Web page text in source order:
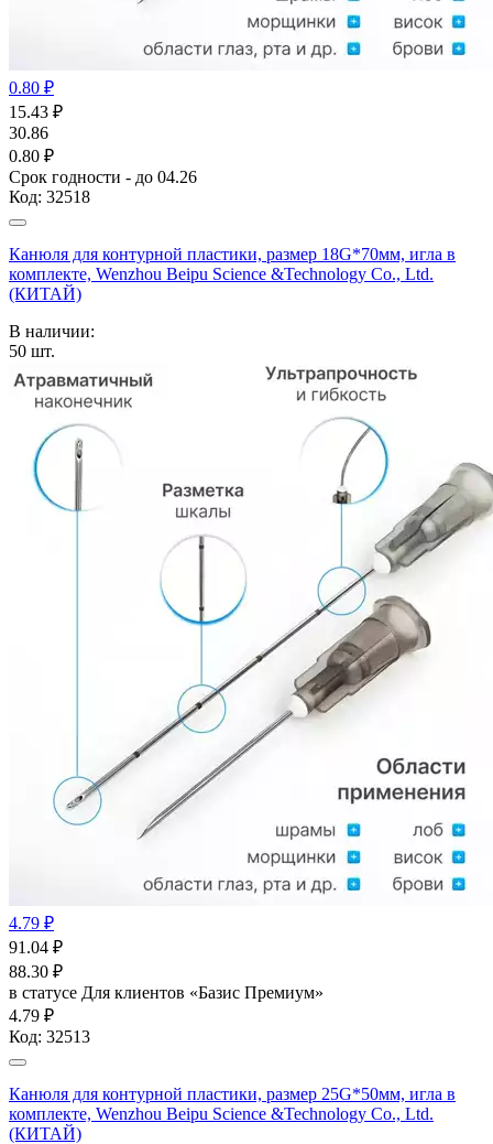
0.80 ₽
15.43 ₽
30.86
0.80 ₽
Срок годности - до 04.26
Код: 32518
Канюля для контурной пластики, размер 18G*70мм, игла в
комплекте, Wenzhou Beipu Science &Technology Co., Ltd.
(КИТАЙ)
В наличии:
50 шт.
4.79 ₽
91.04 ₽
88.30 ₽
в статусе Для клиентов «Базис Премиум»
4.79 ₽
Код: 32513
Канюля для контурной пластики, размер 25G*50мм, игла в
комплекте, Wenzhou Beipu Science &Technology Co., Ltd.
(КИТАЙ)